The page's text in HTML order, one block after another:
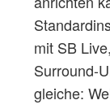
mit SB
Surround-
gleiche: